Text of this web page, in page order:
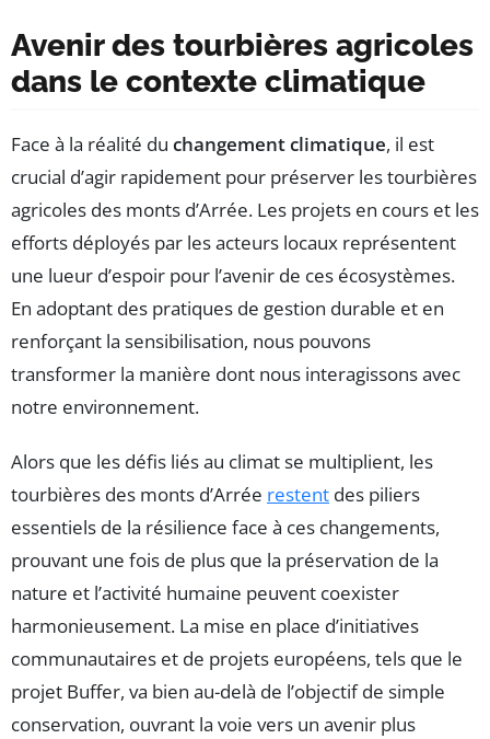
Avenir des tourbières agricoles
dans le contexte climatique
Face à la réalité du changement climatique, il est
crucial d’agir rapidement pour préserver les tourbières
agricoles des monts d’Arrée. Les projets en cours et les
efforts déployés par les acteurs locaux représentent
une lueur d’espoir pour l’avenir de ces écosystèmes.
En adoptant des pratiques de gestion durable et en
renforçant la sensibilisation, nous pouvons
transformer la manière dont nous interagissons avec
notre environnement.
Alors que les défis liés au climat se multiplient, les
tourbières des monts d’Arrée restent des piliers
essentiels de la résilience face à ces changements,
prouvant une fois de plus que la préservation de la
nature et l’activité humaine peuvent coexister
harmonieusement. La mise en place d’initiatives
communautaires et de projets européens, tels que le
projet Buffer, va bien au-delà de l’objectif de simple
conservation, ouvrant la voie vers un avenir plus